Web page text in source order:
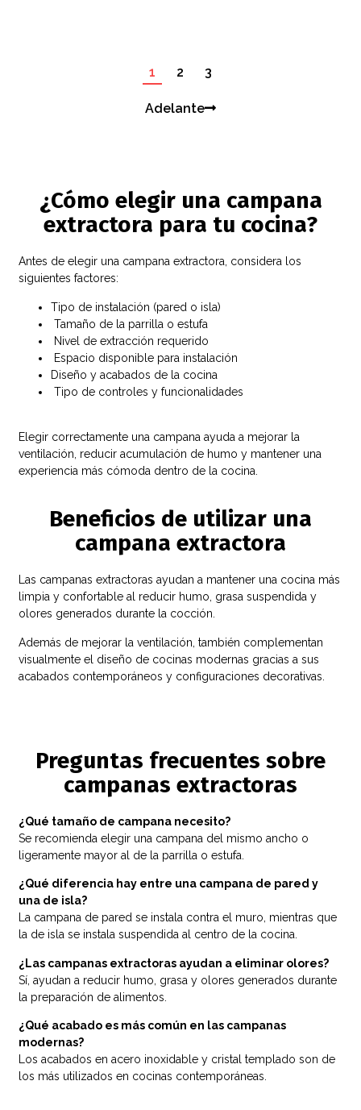
1 2 3
Adelante
¿Cómo elegir una campana
extractora para tu cocina?
Antes de elegir una campana extractora, considera los
siguientes factores:
Tipo de instalación (pared o isla)
Tamaño de la parrilla o estufa
Nivel de extracción requerido
Espacio disponible para instalación
Diseño y acabados de la cocina
Tipo de controles y funcionalidades
Elegir correctamente una campana ayuda a mejorar la
ventilación, reducir acumulación de humo y mantener una
experiencia más cómoda dentro de la cocina.
Beneficios de utilizar una
campana extractora
Las campanas extractoras ayudan a mantener una cocina más
limpia y confortable al reducir humo, grasa suspendida y
olores generados durante la cocción.
Además de mejorar la ventilación, también complementan
visualmente el diseño de cocinas modernas gracias a sus
acabados contemporáneos y configuraciones decorativas.
Preguntas frecuentes sobre
campanas extractoras
¿Qué tamaño de campana necesito?
Se recomienda elegir una campana del mismo ancho o
ligeramente mayor al de la parrilla o estufa.
¿Qué diferencia hay entre una campana de pared y
una de isla?
La campana de pared se instala contra el muro, mientras que
la de isla se instala suspendida al centro de la cocina.
¿Las campanas extractoras ayudan a eliminar olores?
Sí, ayudan a reducir humo, grasa y olores generados durante
la preparación de alimentos.
¿Qué acabado es más común en las campanas
modernas?
Los acabados en acero inoxidable y cristal templado son de
los más utilizados en cocinas contemporáneas.